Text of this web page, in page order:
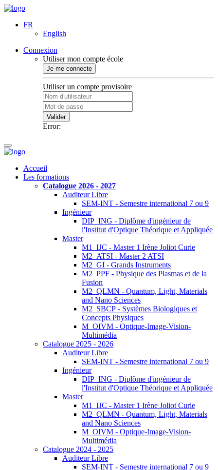
FR
English
Connexion
Utiliser mon compte école
Je me connecte
Utiliser un compte provisoire
Valider
Error:
Accueil
Les formations
Catalogue 2026 - 2027
Auditeur Libre
SEM-INT - Semestre international 7 ou 9
Ingénieur
DIP_ING - Diplôme d'ingénieur de
l'Institut d'Optique Théorique et Appliquée
Master
M1_IJC - Master 1 Irène Joliot Curie
M2_ATSI - Master 2 ATSI
M2_GI - Grands Instruments
M2_PPF - Physique des Plasmas et de la
Fusion
M2_QLMN - Quantum, Light, Materials
and Nano Sciences
M2_SBCP - Systèmes Biologiques et
Concepts Physiques
M_OIVM - Optique-Image-Vision-
Multimédia
Catalogue 2025 - 2026
Auditeur Libre
SEM-INT - Semestre international 7 ou 9
Ingénieur
DIP_ING - Diplôme d'ingénieur de
l'Institut d'Optique Théorique et Appliquée
Master
M1_IJC - Master 1 Irène Joliot Curie
M2_QLMN - Quantum, Light, Materials
and Nano Sciences
M_OIVM - Optique-Image-Vision-
Multimédia
Catalogue 2024 - 2025
Auditeur Libre
SEM-INT - Semestre international 7 ou 9